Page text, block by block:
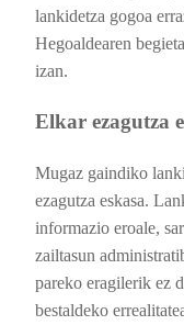
lankidetza gogoa
Hegoaldearen
izan.
Elkar ezagutza
Mugaz gaindiko
ezagutza eskasa.
informazio eroale,
zailtasun
pareko eragilerik ez
bestaldeko